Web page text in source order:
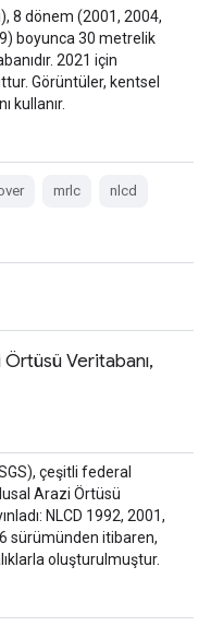
8 dönem (2001, 2004,
boyunca 30 metrelik
2021 için
Görüntüler, kentsel
kullanır.
mrlc nlcd
Veritabanı,
çeşitli federal
Arazi Örtüsü
NLCD 1992, 2001,
sürümünden itibaren,
oluşturulmuştur.